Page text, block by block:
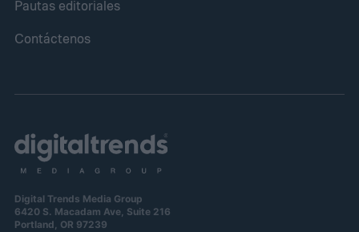
Pautas editoriales
Contáctenos
Digital Trends Media Group
6420 S. Macadam Ave, Suite 216
Portland, OR 97239